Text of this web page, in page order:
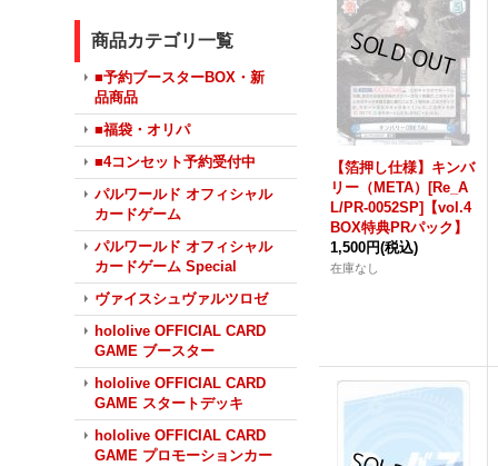
商品カテゴリ一覧
■予約ブースターBOX・新
品商品
■福袋・オリパ
■4コンセット予約受付中
パルワールド オフィシャル
カードゲーム
パルワールド オフィシャル
カードゲーム Special
ヴァイスシュヴァルツロゼ
hololive OFFICIAL CARD
GAME ブースター
hololive OFFICIAL CARD
GAME スタートデッキ
hololive OFFICIAL CARD
GAME プロモーションカー
【箔押し仕様】キンバ
リー（META）[Re_A
L/PR-0052SP]【vol.4
BOX特典PRパック】
1,500円(税込)
在庫なし